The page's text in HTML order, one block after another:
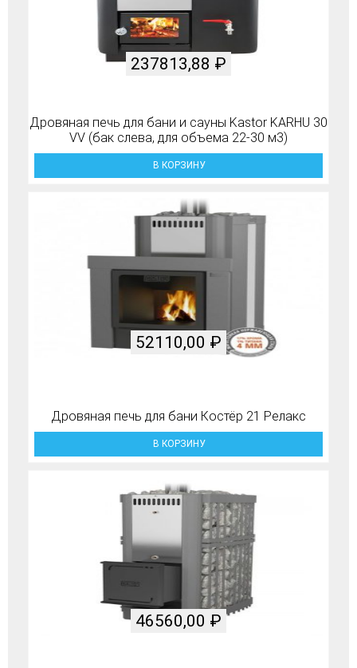
Дровяная печь для бани и сауны Kastor KARHU 30
VV (бак слева, для объема 22-30 м3)
237813,88 ₽
В КОРЗИНУ
Дровяная печь для бани Костёр 21 Релакс
52110,00 ₽
В КОРЗИНУ
46560,00 ₽